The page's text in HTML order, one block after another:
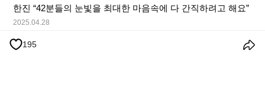
195
한진 “42분들의 눈빛을 최대한 마음속에 다 간직하려고 해요”
2025.04.28